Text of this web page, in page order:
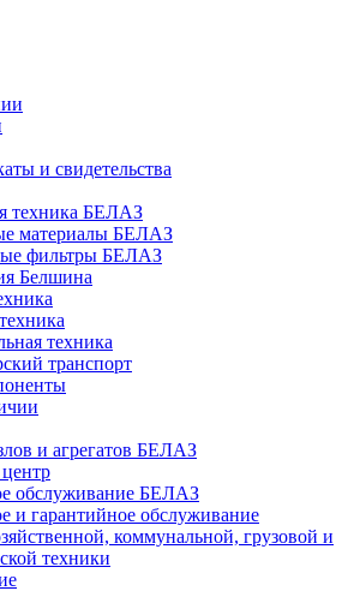
и свидетельства
техника БЕЛАЗ
материалы БЕЛАЗ
фильтры БЕЛАЗ
Белшина
техника
транспорт
и агрегатов БЕЛАЗ
обслуживание БЕЛАЗ
и гарантийное обслуживание
коммунальной, грузовой и
техники